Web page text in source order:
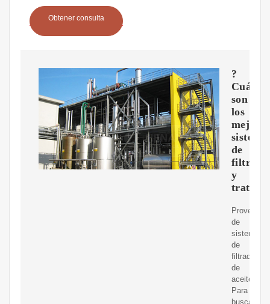
Obtener consulta
?
Cuáles
son
los
mejores
de
filtrado
y
de
sistemas
de
filtrado
de
aceite.
Para
buscar